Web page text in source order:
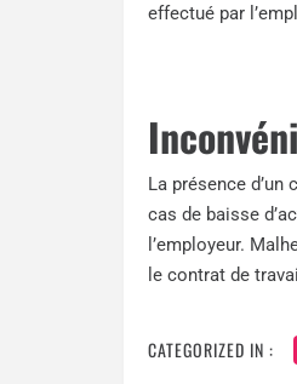
effectué par
La présence
cas de baisse
l’employeur.
le contrat de
CATEGORIZED IN :